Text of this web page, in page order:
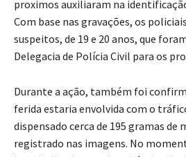
proximos auxiliaram na
Com base nas gravações, os
suspeitos, de 19 e 20 anos, que
Delegacia de Polícia Civil para os
Durante a ação, também foi
ferida estaria envolvida com o
dispensado cerca de 195 gramas de
registrado nas imagens. No